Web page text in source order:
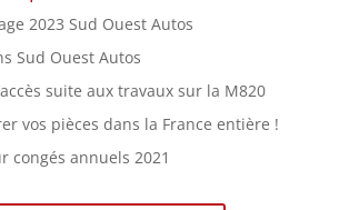
2023 Sud Ouest Autos
Sud Ouest Autos
suite aux travaux sur la M820
vos pièces dans la France entière !
congés annuels 2021